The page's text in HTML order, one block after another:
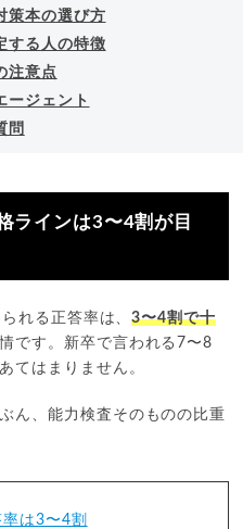
策本の選び方
する人の特徴
注意点
ージェント
問
ラインは3〜4割が目
れる正答率は、3〜4割で十
です。新卒で言われる7〜8
てはまりません。
ん、能力検査そのものの比重
は3〜4割